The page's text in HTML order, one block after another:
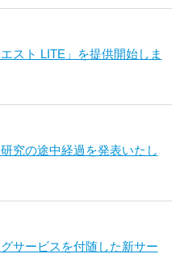
スト LITE」を提供開始しま
究の途中経過を発表いたし
サービスを付随した新サー